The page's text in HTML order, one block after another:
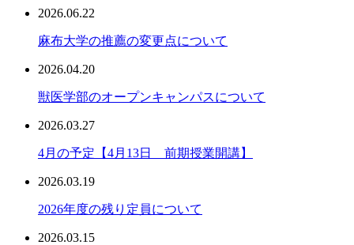
2026.06.22
麻布大学の推薦の変更点について
2026.04.20
獣医学部のオープンキャンパスについて
2026.03.27
4月の予定【4月13日 前期授業開講】
2026.03.19
2026年度の残り定員について
2026.03.15